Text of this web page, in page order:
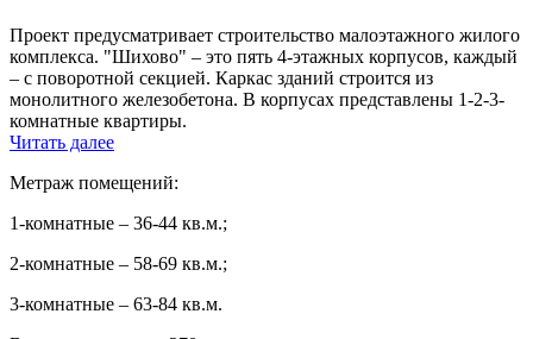
Проект предусматривает строительство малоэтажного жилого
комплекса. "Шихово" – это пять 4-этажных корпусов, каждый
– с поворотной секцией. Каркас зданий строится из
монолитного железобетона. В корпусах представлены 1-2-3-
комнатные квартиры.
Читать далее
Метраж помещений:
1-комнатные – 36-44 кв.м.;
2-комнатные – 58-69 кв.м.;
3-комнатные – 63-84 кв.м.